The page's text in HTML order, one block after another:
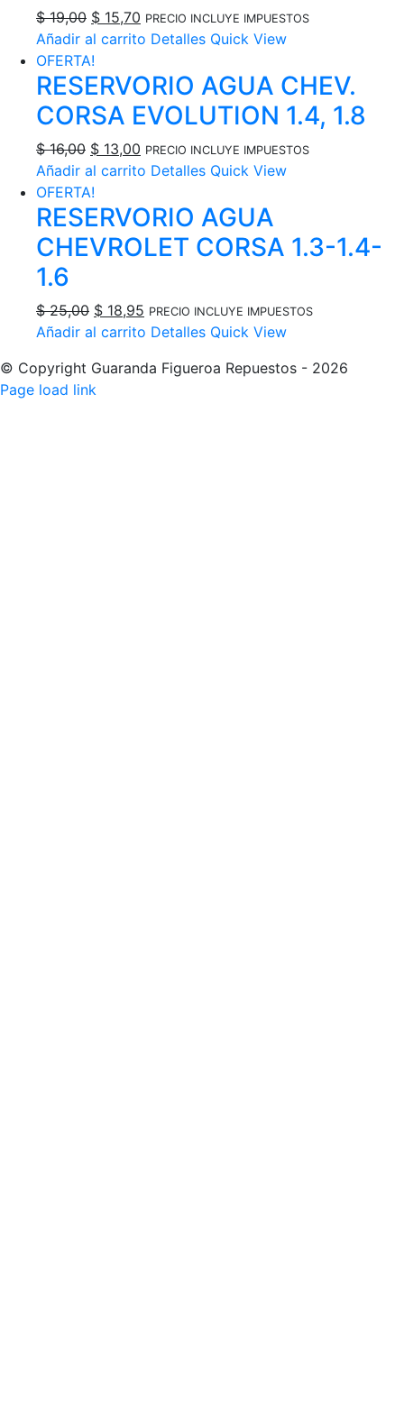
$19,00 El
precio
original
era:
$ 19,00.
$ 15,70 El
precio
es:
$ 15,70.
PRECIO INCLUYE IMPUESTOS
Añadir al carrito Detalles Quick View
OFERTA!
RESERVORIO AGUA CHEV.
CORSA EVOLUTION 1.4, 1.8
$16,00 El
precio
original
era:
$ 16,00.
$ 13,00 El
precio
es:
$ 13,00.
PRECIO INCLUYE IMPUESTOS
Añadir al carrito Detalles Quick View
OFERTA!
RESERVORIO AGUA
CHEVROLET CORSA 1.3-1.4-
1.6
$25,00 El
precio
era:
$ 25,00.
$ 18,95 El
precio
es:
PRECIO INCLUYE IMPUESTOS
Añadir al carrito Detalles Quick View
© Copyright Guaranda Figueroa Repuestos - 2026
Facebook
Instagram
Tiktok
Page load link